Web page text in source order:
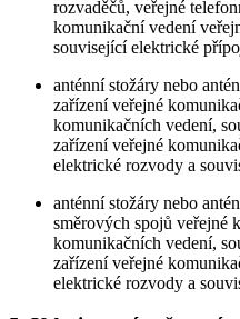
rozvaděčů, veřejné
komunikační vedení
související elektrické
anténní stožáry nebo
zařízení veřejné
komunikačních vedení,
zařízení veřejné
elektrické rozvody a
anténní stožáry nebo
směrových spojů veřejné
komunikačních vedení,
zařízení veřejné
elektrické rozvody a